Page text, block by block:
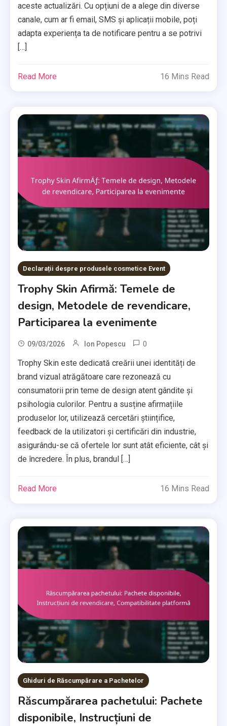
aceste actualizări. Cu opțiuni de a alege din diverse
canale, cum ar fi email, SMS și aplicații mobile, poți
adapta experiența ta de notificare pentru a se potrivi
[…]
Read More 16 Mins Read
Declarații despre produsele cosmetice Event
Trophy Skin Afirmă: Temele de
design, Metodele de revendicare,
Participarea la evenimente
09/03/2026 Ion Popescu 0
Trophy Skin este dedicată creării unei identități de
brand vizual atrăgătoare care rezonează cu
consumatorii prin teme de design atent gândite și
psihologia culorilor. Pentru a susține afirmațiile
produselor lor, utilizează cercetări științifice,
feedback de la utilizatori și certificări din industrie,
asigurându-se că ofertele lor sunt atât eficiente, cât și
de încredere. În plus, brandul […]
Read More 16 Mins Read
Ghiduri de Răscumpărare a Pachetelor
Răscumpărarea pachetului: Pachete
disponibile, Instrucțiuni de